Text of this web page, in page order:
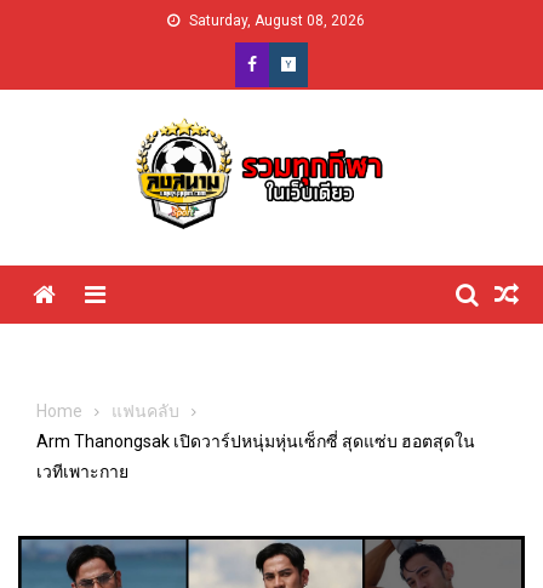
Saturday, August 08, 2026
Menu
Home
แฟนคลับ
Arm Thanongsak เปิดวาร์ปหนุ่มหุ่นเซ็กซี่ สุดแซ่บ ฮอตสุดใน
เวทีเพาะกาย